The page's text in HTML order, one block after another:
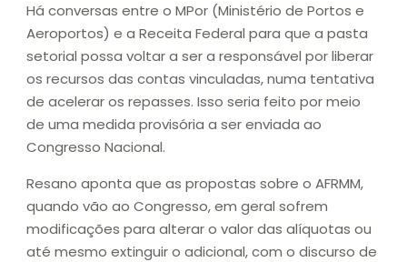
Há conversas entre o MPor (Ministério de Portos e
Aeroportos) e a Receita Federal para que a pasta
setorial possa voltar a ser a responsável por liberar
os recursos das contas vinculadas, numa tentativa
de acelerar os repasses. Isso seria feito por meio
de uma medida provisória a ser enviada ao
Congresso Nacional.
Resano aponta que as propostas sobre o AFRMM,
quando vão ao Congresso, em geral sofrem
modificações para alterar o valor das alíquotas ou
até mesmo extinguir o adicional, com o discurso de